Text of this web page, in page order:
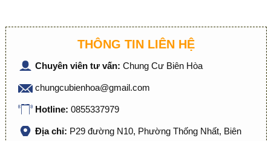
THÔNG TIN LIÊN HỆ
Chuyên viên tư vấn: Chung Cư Biên Hòa
chungcubienhoa@gmail.com
Hotline: 0855337979
Địa chỉ: P29 đường N10, Phường Thống Nhất, Biên